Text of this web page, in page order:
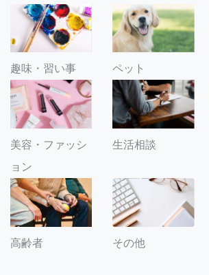
趣味・習い事 ペット
美容・ファッシ
ョン
生活相談
高齢者 その他